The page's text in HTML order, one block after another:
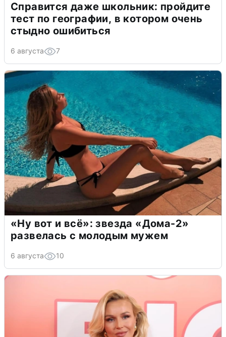
Справится даже школьник: пройдите
тест по географии, в котором очень
стыдно ошибиться
6 августа 7
«Ну вот и всё»: звезда «Дома-2»
развелась с молодым мужем
6 августа 10